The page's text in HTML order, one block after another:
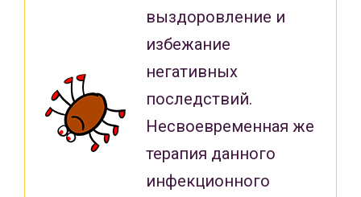
выздоровление и
избежание
негативных
последствий.
Несвоевременная же
терапия данного
инфекционного